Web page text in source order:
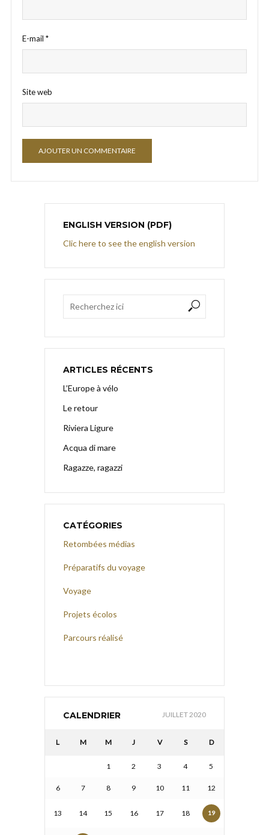
E-mail *
Site web
ENGLISH VERSION (PDF)
Clic here to see the english version
ARTICLES RÉCENTS
L’Europe à vélo
Le retour
Riviera Ligure
Acqua di mare
Ragazze, ragazzi
CATÉGORIES
Retombées médias
Préparatifs du voyage
Voyage
Projets écolos
Parcours réalisé
CALENDRIER JUILLET 2020
L M M J V S D
1 2 3 4 5
6 7 8 9 10 11 12
13 14 15 16 17 18 19